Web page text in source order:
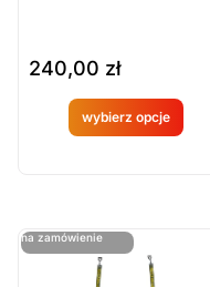
240,00 zł
wybierz opcje
Produkt
na
zamówien
na zamówienie
ostatnie sztuki